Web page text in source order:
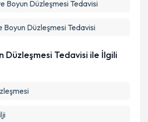
Boyun Düzleşmesi Tedavisi
Boyun Düzleşmesi Tedavisi
Düzleşmesi Tedavisi ile İlgili